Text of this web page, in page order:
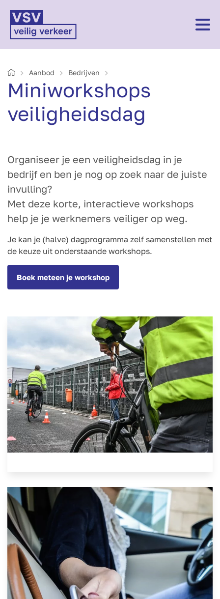
HomeAanbod Bedrijven
Mini­workshops
veiligheids­dag
Organiseer je een veiligheidsdag in je
bedrijf en ben je nog op zoek naar de juiste
invulling?
Met deze korte, interactieve workshops
help je je werknemers veiliger op weg.
Je kan je (halve) dagprogramma zelf samenstellen met
de keuze uit onderstaande workshops.
Boek meteen je workshop